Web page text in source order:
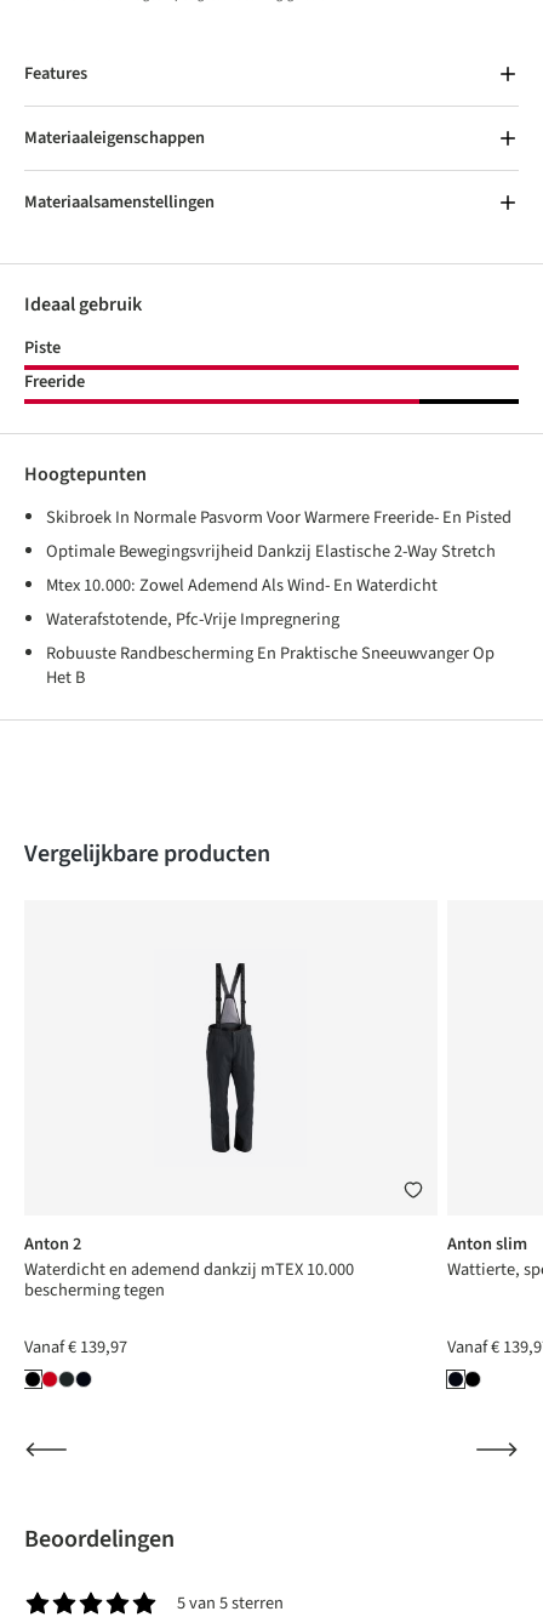
Features
Materiaaleigenschappen
Materiaalsamenstellingen
Ideaal gebruik
Piste
Freeride
Hoogtepunten
Skibroek In Normale Pasvorm Voor Warmere Freeride- En Pisted
Optimale Bewegingsvrijheid Dankzij Elastische 2-Way Stretch
Mtex 10.000: Zowel Ademend Als Wind- En Waterdicht
Waterafstotende, Pfc-Vrije Impregnering
Robuuste Randbescherming En Praktische Sneeuwvanger Op
Het B
Produktgalerie überspringen
Vergelijkbare producten
Anton 2
Waterdicht en ademend dankzij mTEX 10.000
bescherming tegen
Vanaf€ 139,97
Anton slim
Wattierte,
Vanaf€
Beoordelingen
5 van 5 sterren